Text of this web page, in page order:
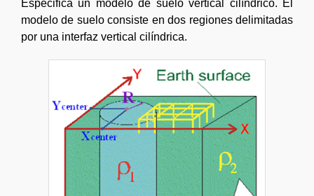
Especifica un modelo de suelo vertical cilíndrico. El
modelo de suelo consiste en dos regiones delimitadas
por una interfaz vertical cilíndrica.